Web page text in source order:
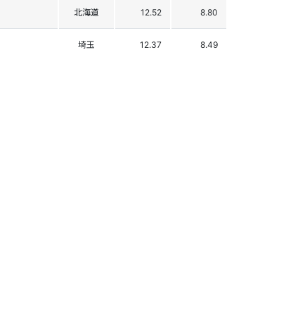
北海道 12.52 8.80
埼玉 12.37 8.49